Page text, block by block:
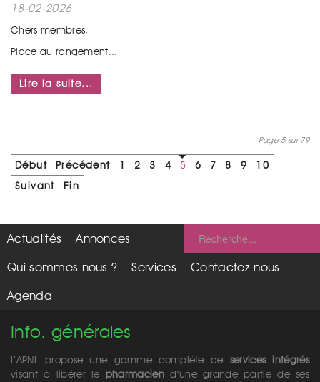
18-02-2026
Chers membres,
Place au rangement...
Lire la suite...
Page 5 sur 79
Début Précédent 1 2 3 4 5 6 7 8 9
10
Suivant
Fin
Actualités
Annonces
Qui sommes-nous ?
Services
Contactez-nous
Agenda
Info. générales
L’APNL propose une gamme complète de services intégrés
visant à libérer le pharmacien d’une grande partie de ses